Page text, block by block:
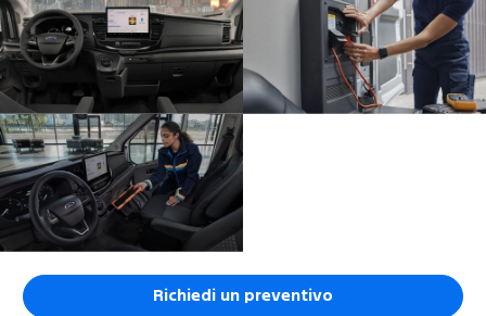
Richiedi un preventivo